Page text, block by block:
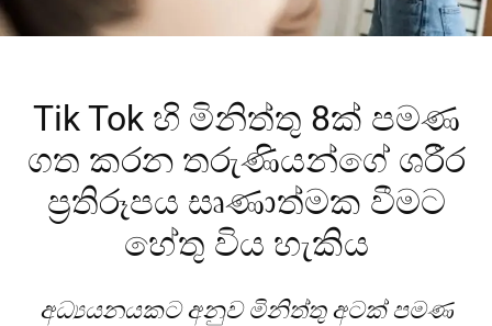
Tik Tok හි මිනිත්තු 8ක් පමණ
ගත කරන තරුණියන්ගේ ශරීර
ප්‍රතිරූපය සෘණාත්මක වීමට
හේතු විය හැකිය
අධ්‍යයනයකට අනුව මිනිත්තු අටක් පමණ